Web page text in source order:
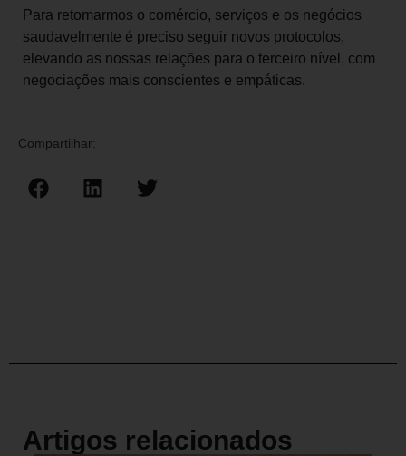
Para retomarmos o comércio, serviços e os negócios
saudavelmente é preciso seguir novos protocolos,
elevando as nossas relações para o terceiro nível, com
negociações mais conscientes e empáticas.
Compartilhar:
Artigos relacionados